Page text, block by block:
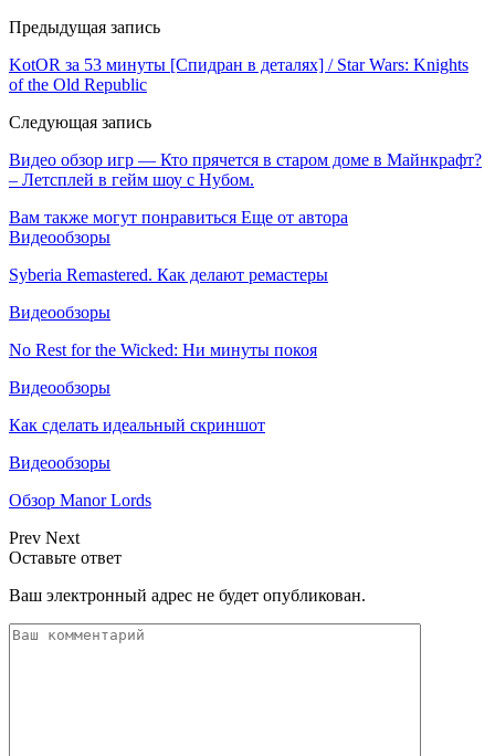
Предыдущая запись
KotOR за 53 минуты [Спидран в деталях] / Star Wars: Knights
of the Old Republic
Следующая запись
Видео обзор игр — Кто прячется в старом доме в Майнкрафт?
– Летсплей в гейм шоу с Нубом.
Вам также могут понравиться Еще от автора
Видеообзоры
Syberia Remastered. Как делают ремастеры
Видеообзоры
No Rest for the Wicked: Ни минуты покоя
Видеообзоры
Как сделать идеальный скриншот
Видеообзоры
Обзор Manor Lords
Prev Next
Оставьте ответ
Ваш электронный адрес не будет опубликован.